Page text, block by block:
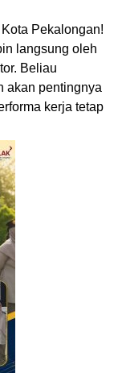
Pekalongan!
langsung oleh
Beliau
akan pentingnya
kerja tetap